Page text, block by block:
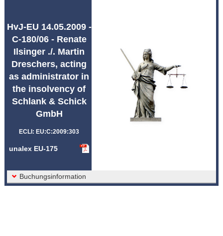
HvJ-EU 14.05.2009 -
C-180/06 - Renate
Ilsinger ./. Martin
Dreschers, acting
as administrator in
the insolvency of
Schlank & Schick
GmbH
ECLI: EU:C:2009:303
unalex EU-175
Buchungsinformation